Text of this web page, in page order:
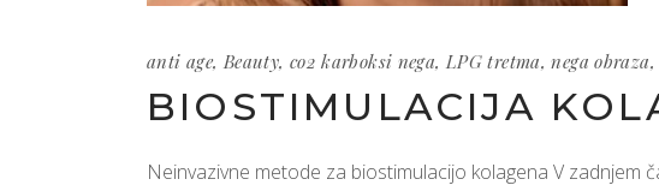
anti age,Beauty, co2 karboksi nega,LPG tretma,nega obraza
BIOSTIMULACIJA
Neinvazivne metode za biostimulacijo kolagena V zadnjem